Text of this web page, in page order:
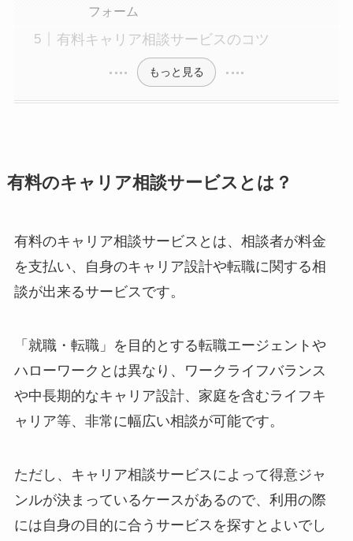
フォーム
有料キャリア相談サービスのコツ
もっと見る
有料のキャリア相談サービスとは？
有料のキャリア相談サービスとは、相談者が料金
を支払い、自身のキャリア設計や転職に関する相
談が出来るサービスです。
「就職・転職」を目的とする転職エージェントや
ハローワークとは異なり、ワークライフバランス
や中長期的なキャリア設計、家庭を含むライフキ
ャリア等、非常に幅広い相談が可能です。
ただし、キャリア相談サービスによって得意ジャ
ンルが決まっているケースがあるので、利用の際
には自身の目的に合うサービスを探すとよいでし